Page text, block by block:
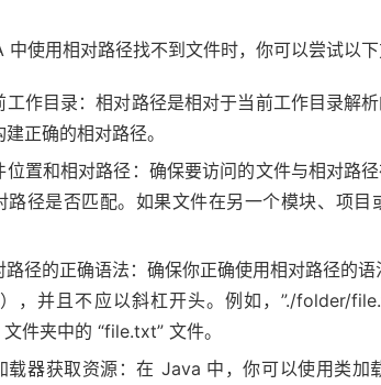
使用相对路径找不到文件时，你可以尝试以下
工作目录：相对路径是相对于当前工作目录解
正确的相对路径。
位置和相对路径：确保要访问的文件与相对路
路径是否匹配。如果文件在另一个模块、项
路径的正确语法：确保你正确使用相对路径的
，并且不应以斜杠开头。例如，”./folder/
件夹中的 “file.txt” 文件。
载器获取资源：在 Java 中，你可以使用类加